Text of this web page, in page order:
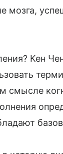
мозга,
Кен
смысле